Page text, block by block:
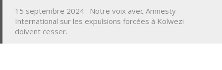
15 septembre 2024 : Notre voix avec Amnesty
International sur les expulsions forcées à Kolwezi
doivent cesser.